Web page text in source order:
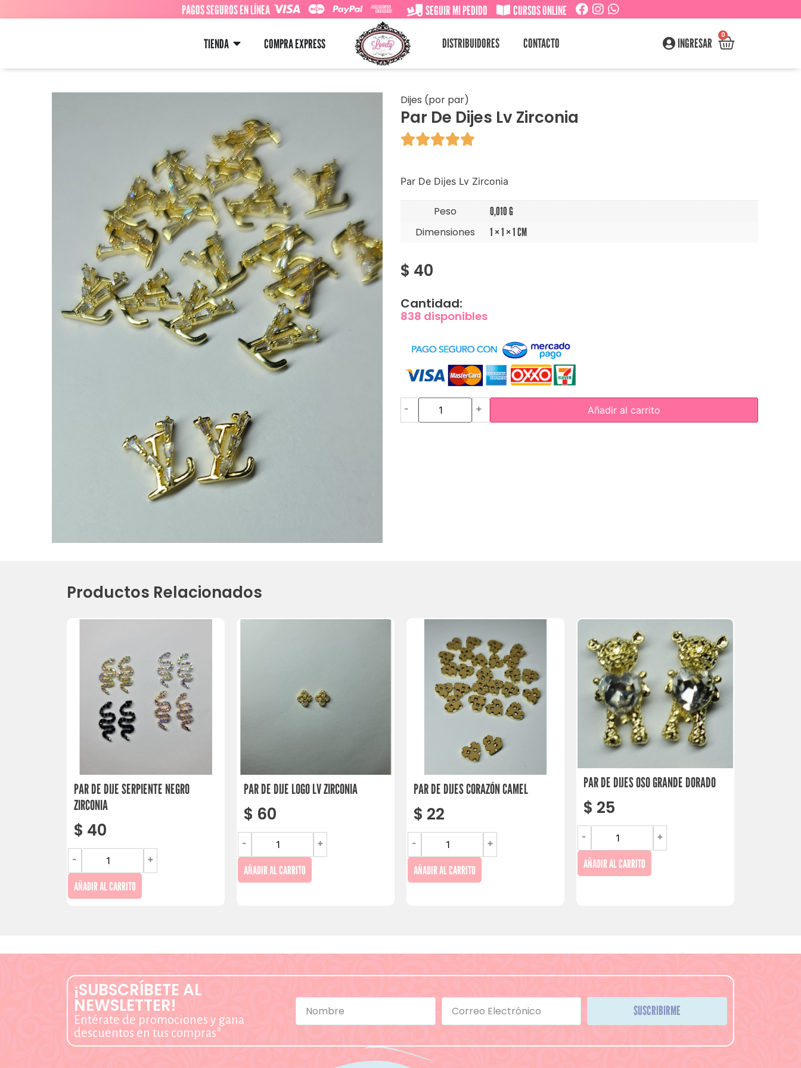
PAGOS SEGUROS EN LÍNEA SEGUIR MI PEDIDO CURSOS ONLINE
TIENDA COMPRA EXPRESS DISTRIBUIDORES CONTACTO INGRESAR
0
Dijes (por par)
Par De Dijes Lv Zirconia

Par De Dijes Lv Zirconia
Peso 0,010 G
Dimensiones 1 × 1 × 1 CM
$ 40
Cantidad:
838 disponibles
- + Añadir al carrito
Productos Relacionados
PAR DE DIJE SERPIENTE NEGRO
ZIRCONIA
$ 40
- +
AÑADIR AL CARRITO
PAR DE DIJE LOGO LV ZIRCONIA
$ 60
- +
AÑADIR AL CARRITO
PAR DE DIJES CORAZÓN CAMEL
$ 22
- +
AÑADIR AL CARRITO
PAR DE DIJES OSO GRANDE DORADO
$ 25
- +
AÑADIR AL CARRITO
¡SUBSCRÍBETE AL
NEWSLETTER!
Entérate de promociones y gana
descuentos en tus compras*
SUSCRIBIRME